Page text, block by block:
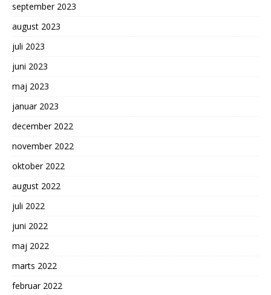
september 2023
august 2023
juli 2023
juni 2023
maj 2023
januar 2023
december 2022
november 2022
oktober 2022
august 2022
juli 2022
juni 2022
maj 2022
marts 2022
februar 2022